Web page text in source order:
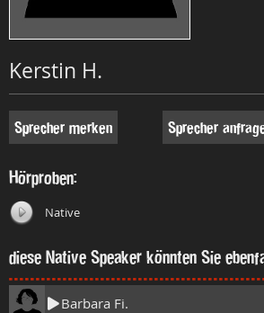
Kerstin H.
Sprecher merken Sprecher
Hörproben:
Native
diese Native Speaker könnten Sie
Barbara Fi.